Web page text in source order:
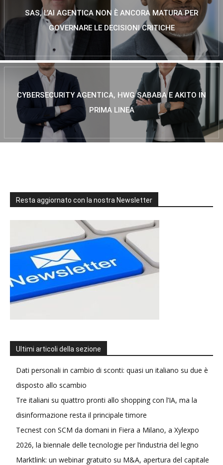
SAS, L’AI AGENTICA NON È ANCORA MATURA PER
GOVERNARE LE DECISIONI CRITICHE
CYBERSECURITY AGENTICA, HWG SABABA E AKITO IN
PRIMA LINEA
Resta aggiornato con la nostra Newsletter
Ultimi articoli della sezione
Dati personali in cambio di sconti: quasi un italiano su due è
disposto allo scambio
Tre italiani su quattro pronti allo shopping con l’IA, ma la
disinformazione resta il principale timore
Tecnest con SCM da domani in Fiera a Milano, a Xylexpo
2026, la biennale delle tecnologie per l’industria del legno
Marktlink: un webinar gratuito su M&A, apertura del capitale